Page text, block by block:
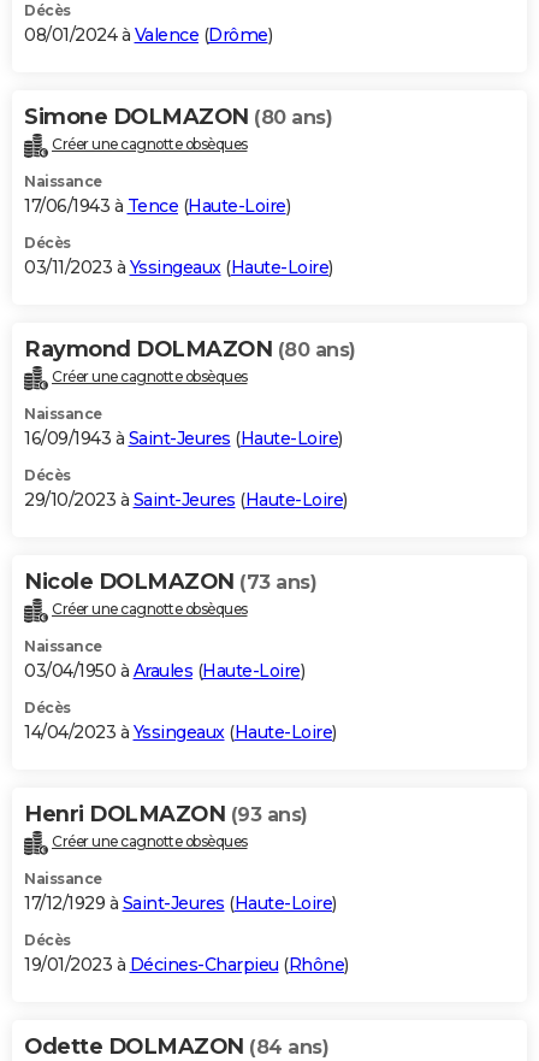
Décès
08/01/2024 à Valence (Drôme)
Simone DOLMAZON (80 ans)
Créer une cagnotte obsèques
Naissance
17/06/1943 à Tence (Haute-Loire)
Décès
03/11/2023 à Yssingeaux(Haute-Loire)
Raymond DOLMAZON (80 ans)
Créer une cagnotte obsèques
Naissance
16/09/1943 à Saint-Jeures (Haute-Loire)
Décès
29/10/2023 à Saint-Jeures (Haute-Loire)
Nicole DOLMAZON (73 ans)
Créer une cagnotte obsèques
Naissance
03/04/1950 à Araules (Haute-Loire)
Décès
14/04/2023 à Yssingeaux(Haute-Loire)
Henri DOLMAZON (93 ans)
Créer une cagnotte obsèques
Naissance
17/12/1929 à Saint-Jeures (Haute-Loire)
Décès
19/01/2023 à Décines-Charpieu (Rhône)
Odette DOLMAZON (84 ans)